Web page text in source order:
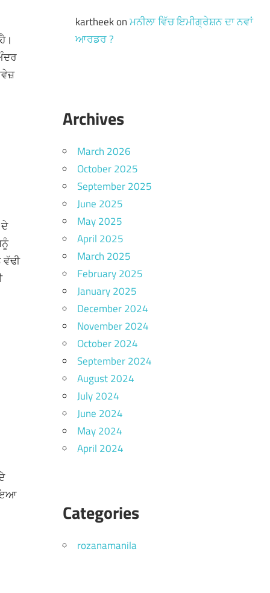
kartheekonਮਨੀਲਾ ਵਿੱਚ ਇਮੀਗ੍ਰੇਸ਼ਨ ਦਾ ਨਵਾਂ
ਆਰਡਰ ?
Archives
March 2026
October 2025
September 2025
June 2025
May 2025
April 2025
March 2025
February 2025
January 2025
December 2024
November 2024
October 2024
September 2024
August 2024
July 2024
June 2024
May 2024
April 2024
Categories
rozanamanila